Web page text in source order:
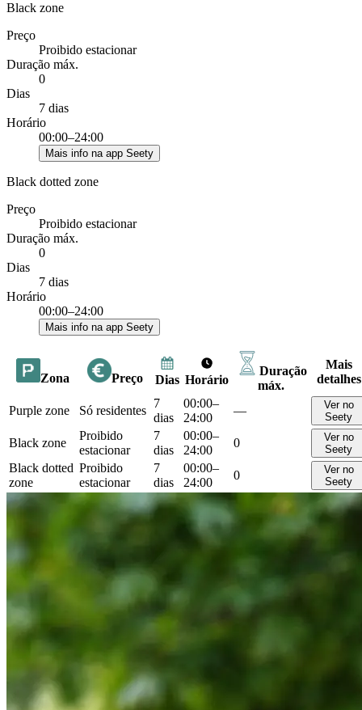
Black zone
Preço
Proibido estacionar
Duração máx.
0
Dias
7 dias
Horário
00:00–24:00
Mais info na app Seety
Black dotted zone
Preço
Proibido estacionar
Duração máx.
0
Dias
7 dias
Horário
00:00–24:00
Mais info na app Seety
Zona Preço Dias Horário
Duração
máx.
Mais
detalhes
Purple zone Só residentes
7
dias
00:00–
24:00
—
Ver no
Seety
Black zone
Proibido
estacionar
7
dias
00:00–
24:00
0
Ver no
Seety
Black dotted
zone
Proibido
estacionar
7
dias
00:00–
24:00
0
Ver no
Seety